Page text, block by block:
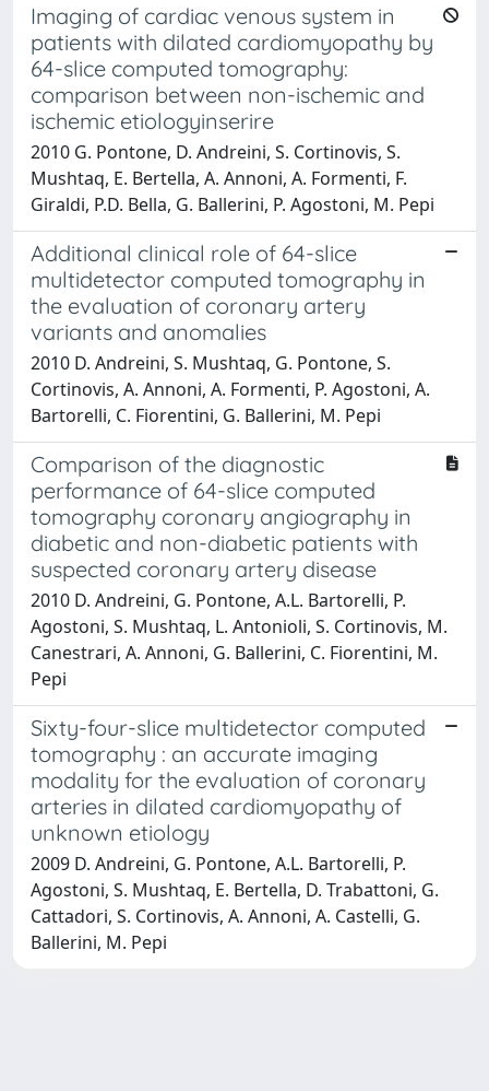
Imaging of cardiac venous system in
patients with dilated cardiomyopathy by
64-slice computed tomography:
comparison between non-ischemic and
ischemic etiologyinserire
2010 G. Pontone, D. Andreini, S. Cortinovis, S.
Mushtaq, E. Bertella, A. Annoni, A. Formenti, F.
Giraldi, P.D. Bella, G. Ballerini, P. Agostoni, M. Pepi
Additional clinical role of 64-slice
multidetector computed tomography in
the evaluation of coronary artery
variants and anomalies
2010 D. Andreini, S. Mushtaq, G. Pontone, S.
Cortinovis, A. Annoni, A. Formenti, P. Agostoni, A.
Bartorelli, C. Fiorentini, G. Ballerini, M. Pepi
Comparison of the diagnostic
performance of 64-slice computed
tomography coronary angiography in
diabetic and non-diabetic patients with
suspected coronary artery disease
2010 D. Andreini, G. Pontone, A.L. Bartorelli, P.
Agostoni, S. Mushtaq, L. Antonioli, S. Cortinovis, M.
Canestrari, A. Annoni, G. Ballerini, C. Fiorentini, M.
Pepi
Sixty-four-slice multidetector computed
tomography : an accurate imaging
modality for the evaluation of coronary
arteries in dilated cardiomyopathy of
unknown etiology
2009 D. Andreini, G. Pontone, A.L. Bartorelli, P.
Agostoni, S. Mushtaq, E. Bertella, D. Trabattoni, G.
Cattadori, S. Cortinovis, A. Annoni, A. Castelli, G.
Ballerini, M. Pepi